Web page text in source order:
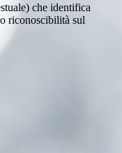
che identifica
riconoscibilità sul